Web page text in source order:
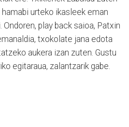
urteko ikasleek eman
play back saioa, Patxin
txokolate jana edota
aukera izan zuten. Gustu
egitaraua, zalantzarik gabe.